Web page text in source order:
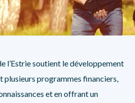
l’Estrie soutient le développement
plusieurs programmes financiers,
et en offrant un